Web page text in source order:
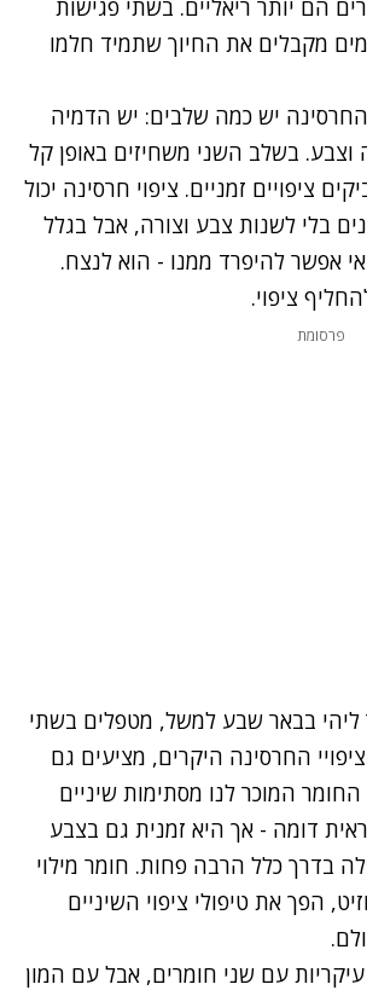
הם יותר ריאליים. בשתי פגישות
מקבלים את החיוך שתמיד חלמו
החרסינה יש כמה שלבים: יש הדמיה
וצבע. בשלב השני משחיזים באופן קל
ציפויים זמניים. ציפוי חרסינה יכול
בלי לשנות צבע וצורה, אבל בגלל
אפשר להיפרד ממנו - הוא לנצח.
ציפוי.
פרסומת
ליהי בבאר שבע למשל, מטפלים בשתי
החרסינה היקרים, מציעים גם
המוכר לנו מסתימות שיניים
דומה - אך היא זמנית גם בצבע
בדרך כלל הרבה פחות. חומר מילוי
הפך את טיפולי ציפוי השיניים
עם שני חומרים, אבל עם המון